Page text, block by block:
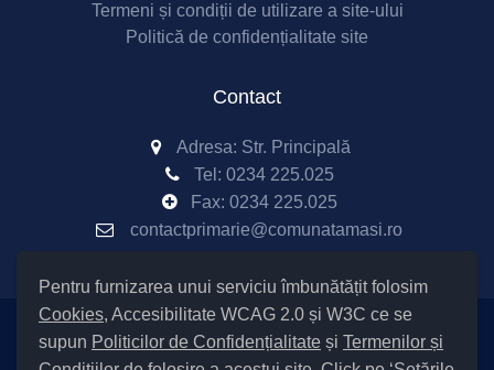
Pentru furnizarea unui serviciu îmbunătățit folosim
Cookies, Accesibilitate WCAG 2.0 și W3C ce se
supun Politicilor de Confidențialitate și Termenilor și
Termeni și condiții de utilizare a site-ului
Politică de confidențialitate site
Contact
Adresa: Str. Principală
Tel: 0234 225.025
Fax: 0234 225.025
contactprimarie@comunatamasi.ro
Setări Cookies și Accesibilitate